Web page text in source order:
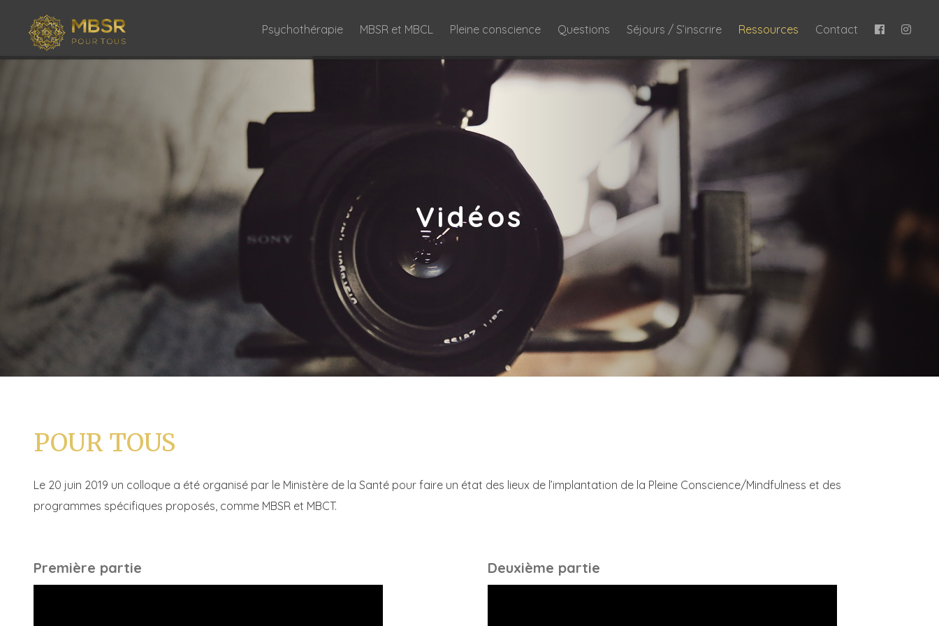
Psychothérapie MBSR et MBCL Pleine conscience Questions Séjours / S’inscrire Ressources Contact
Vidéos
POUR TOUS
Le 20 juin 2019 un colloque a été organisé par le Ministère de la Santé pour faire un état des lieux de l’implantation de la Pleine Conscience/Mindfulness et des
programmes spécifiques proposés, comme MBSR et MBCT.
Première partie Deuxième partie